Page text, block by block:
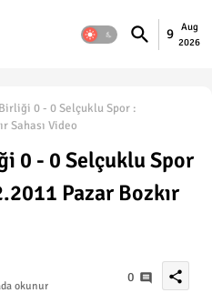
9
Aug
2026
0 - 0 Selçuklu Spor :
Sahası Video
0 - 0 Selçuklu Spor
Pazar Bozkır
okunur
0 share